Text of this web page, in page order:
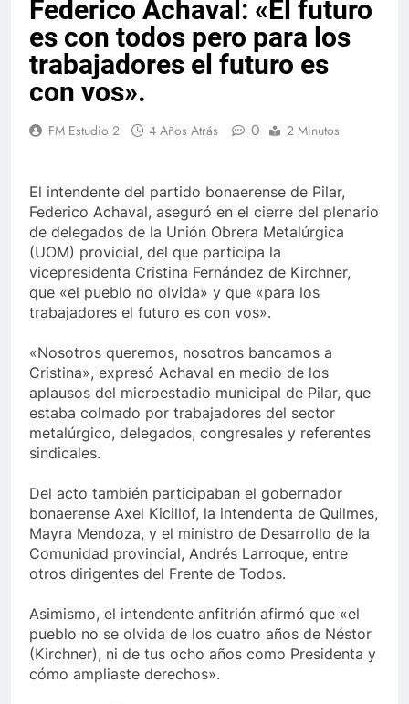
Federico Achaval: «El futuro
es con todos pero para los
trabajadores el futuro es
con vos».
FM Estudio 2 4 Años Atrás 0 2 Minutos
El intendente del partido bonaerense de Pilar,
Federico Achaval, aseguró en el cierre del plenario
de delegados de la Unión Obrera Metalúrgica
(UOM) provicial, del que participa la
vicepresidenta Cristina Fernández de Kirchner,
que «el pueblo no olvida» y que «para los
trabajadores el futuro es con vos».
«Nosotros queremos, nosotros bancamos a
Cristina», expresó Achaval en medio de los
aplausos del microestadio municipal de Pilar, que
estaba colmado por trabajadores del sector
metalúrgico, delegados, congresales y referentes
sindicales.
Del acto también participaban el gobernador
bonaerense Axel Kicillof, la intendenta de Quilmes,
Mayra Mendoza, y el ministro de Desarrollo de la
Comunidad provincial, Andrés Larroque, entre
otros dirigentes del Frente de Todos.
Asimismo, el intendente anfitrión afirmó que «el
pueblo no se olvida de los cuatro años de Néstor
(Kirchner), ni de tus ocho años como Presidenta y
cómo ampliaste derechos».